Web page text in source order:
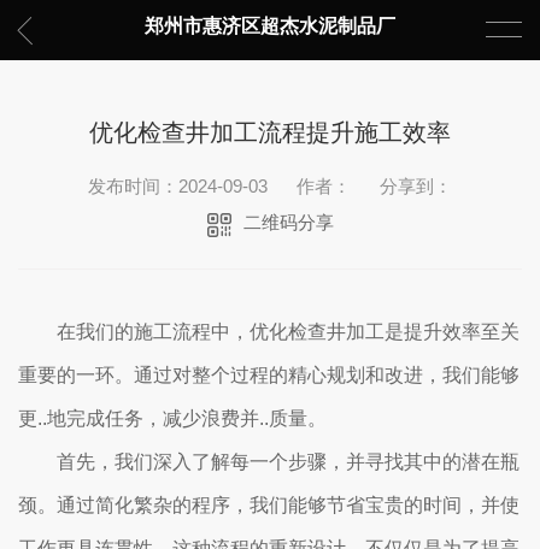
郑州市惠济区超杰水泥制品厂
优化检查井加工流程提升施工效率
发布时间：2024-09-03 作者：
分享到：
二维码分享
在我们的施工流程中，优化检查井加工是提升效率至关
重要的一环。通过对整个过程的精心规划和改进，我们能够
更..地完成任务，减少浪费并..质量。
首先，我们深入了解每一个步骤，并寻找其中的潜在瓶
颈。通过简化繁杂的程序，我们能够节省宝贵的时间，并使